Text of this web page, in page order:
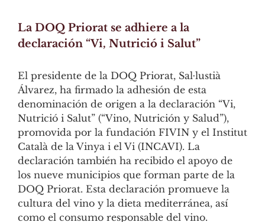
La DOQ Priorat se adhiere a la
declaración “Vi, Nutrició i Salut”
El presidente de la DOQ Priorat, Sal·lustià
Álvarez, ha firmado la adhesión de esta
denominación de origen a la declaración “Vi,
Nutrició i Salut” (“Vino, Nutrición y Salud”),
promovida por la fundación FIVIN y el Institut
Català de la Vinya i el Vi (INCAVI). La
declaración también ha recibido el apoyo de
los nueve municipios que forman parte de la
DOQ Priorat. Esta declaración promueve la
cultura del vino y la dieta mediterránea, así
como el consumo responsable del vino.